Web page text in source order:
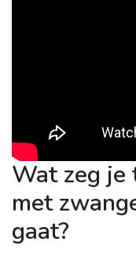
Wat zeg je
met
gaat?